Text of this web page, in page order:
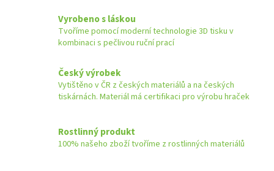
Vyrobeno s láskou
Tvoříme pomocí moderní technologie 3D tisku v
kombinaci s pečlivou ruční prací
Český výrobek
Vytištěno v ČR z českých materiálů a na českých
tiskárnách. Materiál má certifikaci pro výrobu hraček
Rostlinný produkt
100% našeho zboží tvoříme z rostlinných materiálů